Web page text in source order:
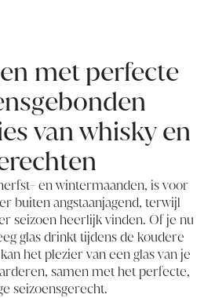
met perfecte
van whisky en
en wintermaanden, is voor
buiten angstaanjagend, terwijl
seizoen heerlijk vinden. Of je nu
glas drinkt tijdens de koudere
het plezier van een glas van je
samen met het perfecte,
seizoensgerecht.